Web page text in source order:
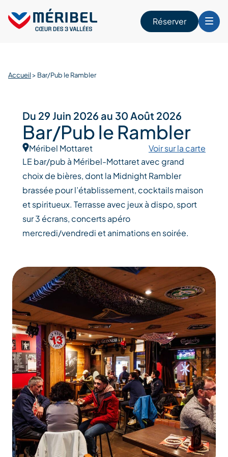
content
Réserver
Accueil > Bar/Pub le Rambler
Du 29 Juin 2026 au 30 Août 2026
Bar/Pub le Rambler
Méribel Mottaret
Voir sur la carte
LE bar/pub à Méribel-Mottaret avec grand
choix de bières, dont la Midnight Rambler
brassée pour l’établissement, cocktails maison
et spiritueux. Terrasse avec jeux à dispo, sport
sur 3 écrans, concerts apéro
mercredi/vendredi et animations en soirée.